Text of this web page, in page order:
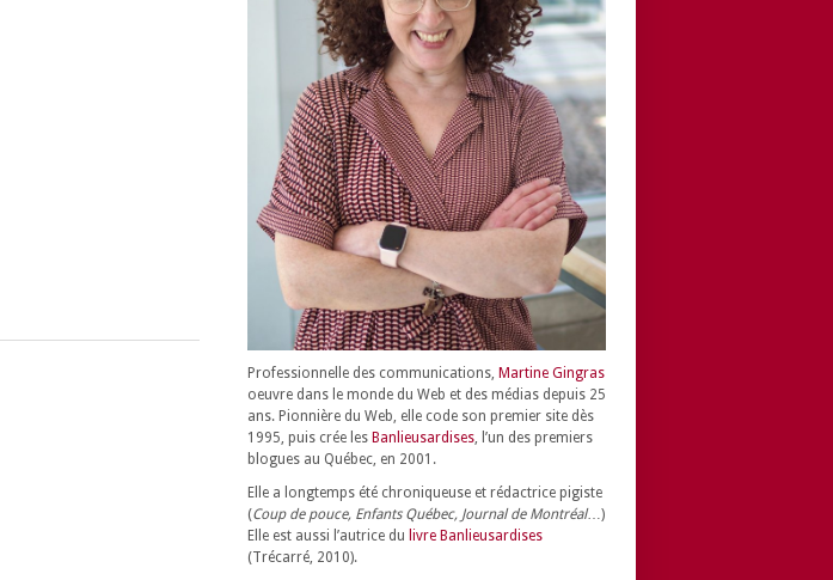
Professionnelle des communications, Martine Gingras
oeuvre dans le monde du Web et des médias depuis 25
ans. Pionnière du Web, elle code son premier site dès
1995, puis crée les Banlieusardises , l’un des premiers
blogues au Québec, en 2001.
Elle a longtemps été chroniqueuse et rédactrice pigiste
(Coup de pouce, Enfants Québec, Journal de Montréal…)
Elle est aussi l’autrice du livre Banlieusardises
(Trécarré, 2010).